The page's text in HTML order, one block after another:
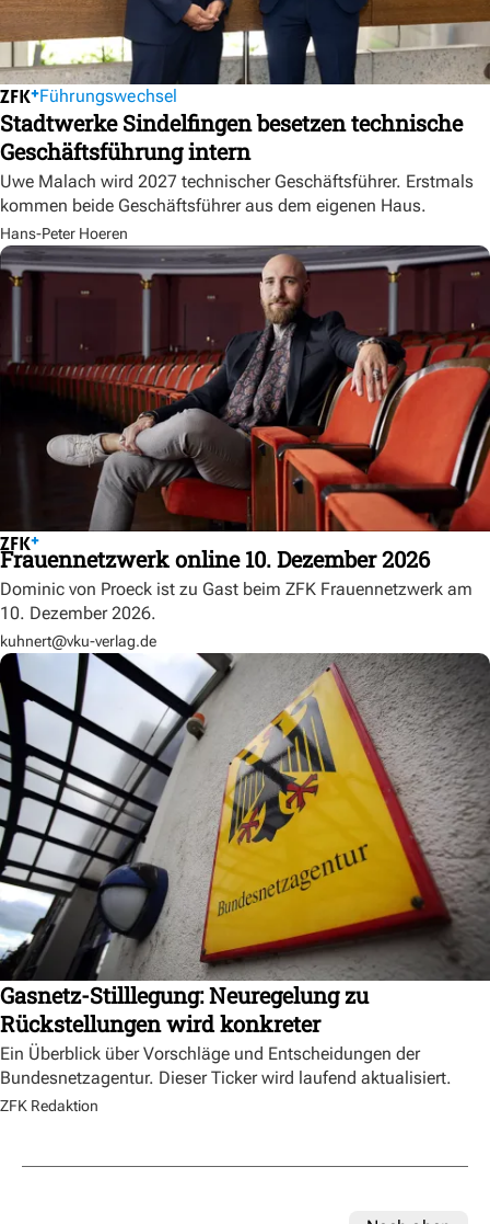
Führungswechsel
Stadtwerke Sindelfingen besetzen technische
Geschäftsführung intern
Uwe Malach wird 2027 technischer Geschäftsführer. Erstmals
kommen beide Geschäftsführer aus dem eigenen Haus.
Hans-Peter Hoeren
Frauennetzwerk online 10. Dezember 2026
Dominic von Proeck ist zu Gast beim ZFK Frauennetzwerk am
10. Dezember 2026.
kuhnert@vku-verlag.de
Gasnetz-Stilllegung: Neuregelung zu
Rückstellungen wird konkreter
Ein Überblick über Vorschläge und Entscheidungen der
Bundesnetzagentur. Dieser Ticker wird laufend aktualisiert.
ZFK Redaktion